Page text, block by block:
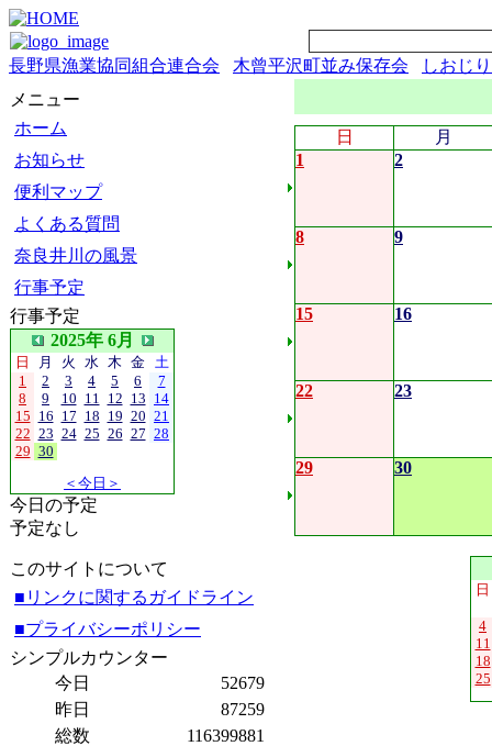
長野県漁業協同組合連合会 木曾平沢町並み保存会
しおじ
メニュー
ホーム
お知らせ
便利マップ
よくある質問
奈良井川の風景
行事予定
行事予定
2025年 6月
日 月 火 水 木 金 土
1
2 3 4 5 6
7
8
9 10 11 12 13 14
15 16 17 18 19 20 21
22 23 24 25 26 27 28
29 30
＜今日＞
今日の予定
予定なし
このサイトについて
■リンクに関するガイドライン
■プライバシーポリシー
シンプルカウンター
今日
52679
昨日
87259
総数
116399881
日
月
1
2
8 9
15 16
22 23
29 30
日
4
11
18
25